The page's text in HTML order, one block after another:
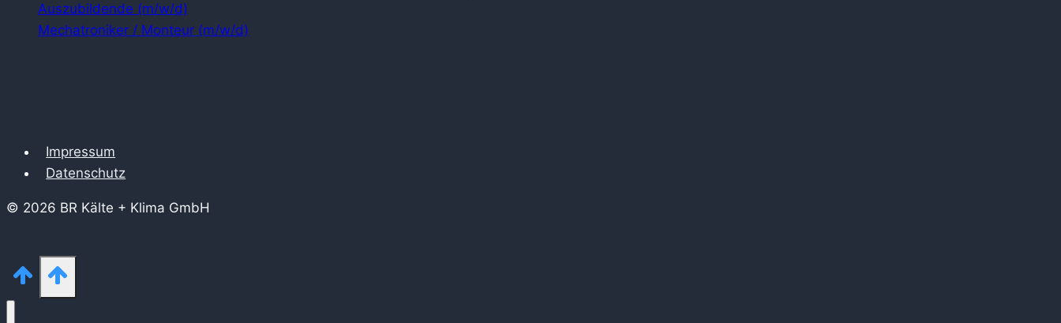
Auszubildende (m/w/d)
Mechatroniker / Monteur (m/w/d)
Impressum
Datenschutz
© 2026 BR Kälte + Klima GmbH